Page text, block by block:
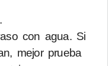
con agua. Si
mejor prueba